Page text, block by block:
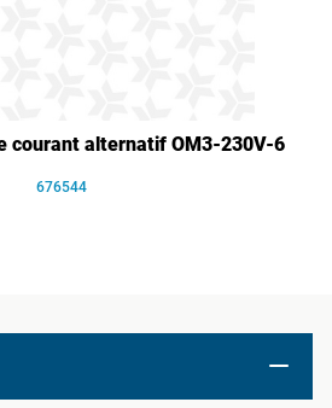
courant alternatif OM3-230V-6
676544